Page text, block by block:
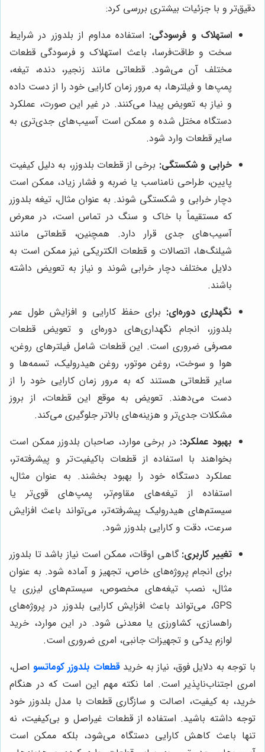
دقیق‌تر و با جزئیات بیشتری بررسی کرد:
استهلاک و فرسودگی: استفاده مداوم از بلدوزر در شرایط
سخت و طاقت‌فرسا، باعث استهلاک و فرسودگی قطعات
مختلف آن می‌شود. قطعاتی مانند زنجیر، دنده، تیغه،
پمپ‌ها و فیلترها، به مرور زمان کارایی خود را از دست داده
و نیاز به تعویض پیدا می‌کنند. در غیر این صورت، عملکرد
دستگاه مختل شده و ممکن است آسیب‌های جدی‌تری به
سایر قطعات وارد شود.
خرابی و شکستگی: برخی از قطعات بلدوزر، به دلیل کیفیت
پایین، طراحی نامناسب یا ضربه و فشار زیاد، ممکن است
دچار خرابی و شکستگی شوند. به عنوان مثال، تیغه بلدوزر
که مستقیماً با خاک و سنگ در تماس است، در معرض
آسیب‌های جدی قرار دارد. همچنین، قطعاتی مانند
شیلنگ‌ها، اتصالات و قطعات الکتریکی نیز ممکن است به
دلایل مختلف دچار خرابی شوند و نیاز به تعویض داشته
باشند.
نگهداری دوره‌ای: برای حفظ کارایی و افزایش طول عمر
بلدوزر، انجام نگهداری‌های دوره‌ای و تعویض قطعات
مصرفی ضروری است. این قطعات شامل فیلترهای روغن،
هوا و سوخت، روغن موتور، روغن هیدرولیک، تسمه‌ها و
سایر قطعاتی هستند که به مرور زمان کارایی خود را از
دست می‌دهند. تعویض به موقع این قطعات، از بروز
مشکلات جدی‌تر و هزینه‌های بالاتر جلوگیری می‌کند.
بهبود عملکرد: در برخی موارد، صاحبان بلدوزر ممکن است
بخواهند با استفاده از قطعات باکیفیت‌تر و پیشرفته‌تر،
عملکرد دستگاه خود را بهبود بخشند. به عنوان مثال،
استفاده از تیغه‌های مقاوم‌تر، پمپ‌های قوی‌تر یا
سیستم‌های هیدرولیک پیشرفته‌تر، می‌تواند باعث افزایش
سرعت، دقت و کارایی بلدوزر شود.
تغییر کاربری: گاهی اوقات، ممکن است نیاز باشد تا بلدوزر
برای انجام پروژه‌های خاص، تجهیز و آماده شود. به عنوان
مثال، نصب تیغه‌های مخصوص، سیستم‌های لیزری یا
GPS، می‌تواند باعث افزایش کارایی بلدوزر در پروژه‌های
راهسازی، کشاورزی یا معدنی شود. در این موارد، خرید
لوازم یدکی و تجهیزات جانبی، امری ضروری است.
با توجه به دلایل فوق، نیاز به خریدقطعات بلدوزر کوماتسو اصل،
امری اجتناب‌ناپذیر است. اما نکته مهم این است که در هنگام
خرید، به کیفیت، اصالت و سازگاری قطعات با مدل بلدوزر خود
توجه داشته باشید. استفاده از قطعات غیراصل و بی‌کیفیت، نه
تنها باعث کاهش کارایی دستگاه می‌شود، بلکه ممکن است